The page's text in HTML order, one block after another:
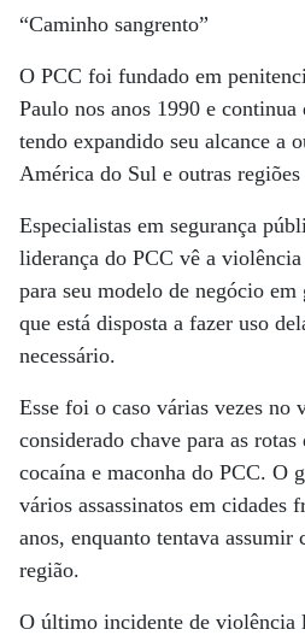
“Caminho sangrento”
O PCC foi fundado em
Paulo nos anos 1990 e
tendo expandido seu alcance a
América do Sul e outras
Especialistas em segurança
liderança do PCC vê a
para seu modelo de negócio em
que está disposta a fazer uso
necessário.
Esse foi o caso várias vezes no
considerado chave para as
cocaína e maconha do PCC. O
vários assassinatos em cidades
anos, enquanto tentava
região.
O último incidente de violência